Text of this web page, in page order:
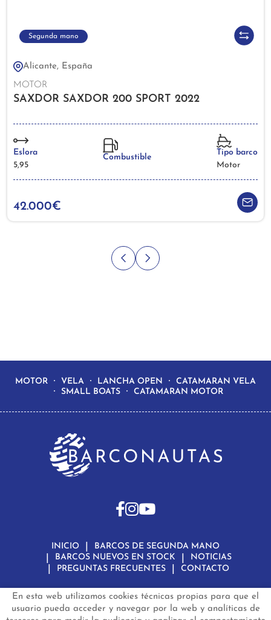
Segunda mano
Alicante, España
MOTOR
SAXDOR SAXDOR 200 SPORT 2022
Eslora
5,95
Combustible
Tipo barco
Motor
42.000€
En esta web utilizamos cookies técnicas propias para que el
usuario pueda acceder y navegar por la web y analíticas de
MOTOR VELA LANCHA OPEN
CATAMARAN VELA
SMALL BOATS
CATAMARAN MOTOR
INICIO
BARCOS DE SEGUNDA MANO
BARCOS NUEVOS EN STOCK
NOTICIAS
PREGUNTAS FRECUENTES
CONTACTO
Aviso Legal
Política de Privacidad de Datos
Política de Cookies
Configuración de Cookies